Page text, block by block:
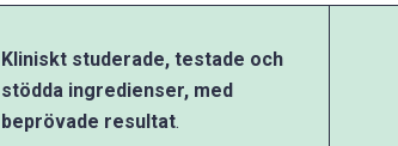
Kliniskt studerade, testade och
stödda ingredienser, med
beprövade resultat.